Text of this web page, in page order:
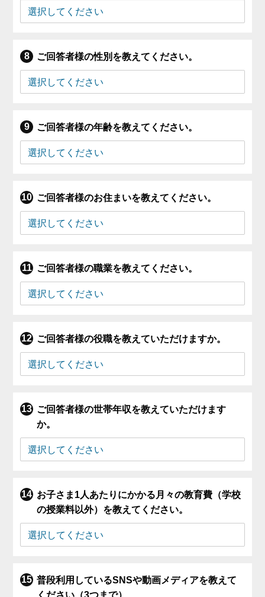
ご回答者様の性別を教えてください。
ご回答者様の年齢を教えてください。
ご回答者様のお住まいを教えてください。
ご回答者様の職業を教えてください。
ご回答者様の役職を教えていただけますか。
ご回答者様の世帯年収を教えていただけます
か。
お子さま1人あたりにかかる月々の教育費（学校
の授業料以外）を教えてください。
普段利用しているSNSや動画メディアを教えて
ください（3つまで）